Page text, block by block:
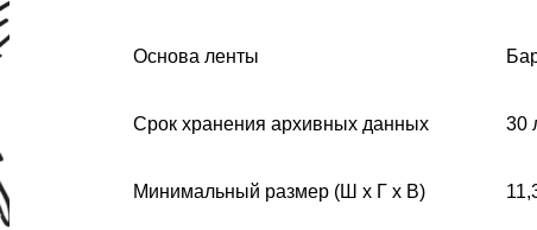
Основа ленты
Срок хранения архивных данных 30
Минимальный размер (Ш x Г x В)